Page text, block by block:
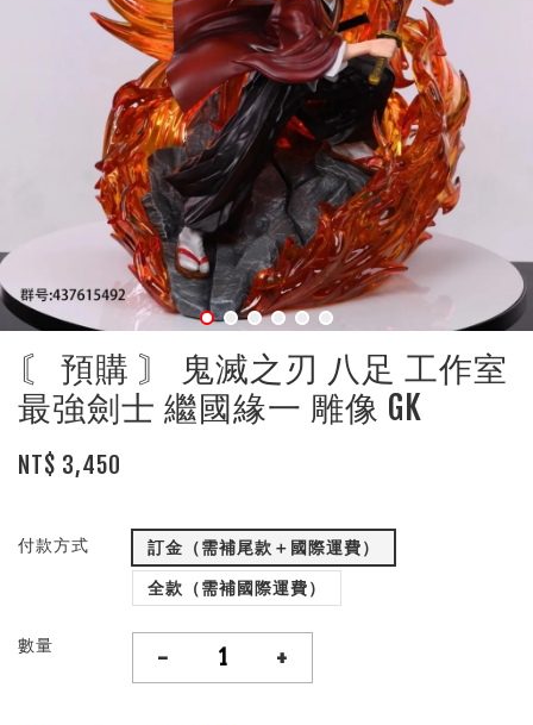
〘 預購 〙 鬼滅之刃 八足 工作室
最強劍士 繼國緣一 雕像 GK
NT$ 3,450
付款方式
訂金（需補尾款＋國際運費）
全款（需補國際運費）
數量 - +